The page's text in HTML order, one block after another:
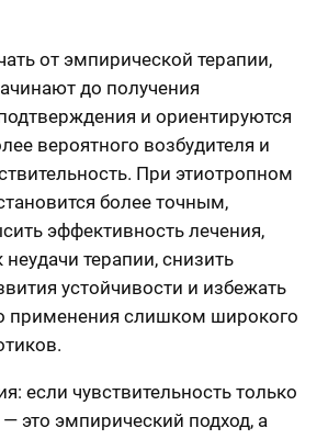
от эмпирической терапии,
до получения
и ориентируются
вероятного возбудителя и
При этиотропном
более точным,
эффективность лечения,
терапии, снизить
устойчивости и избежать
применения слишком широкого
если чувствительность только
— это эмпирический подход, а